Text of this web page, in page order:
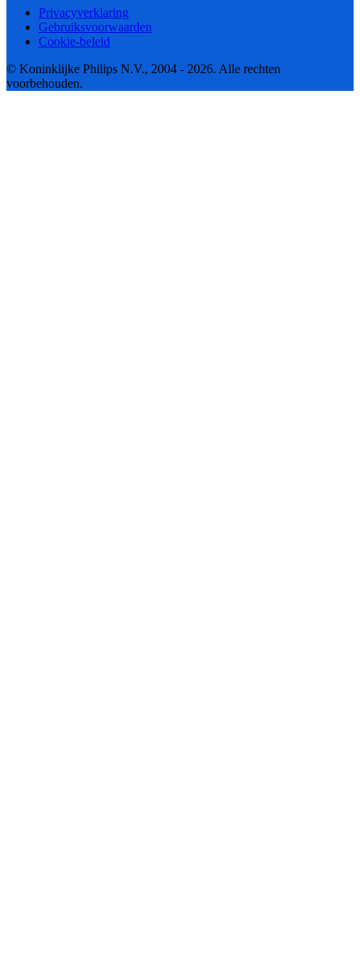
Privacyverklaring
Gebruiksvoorwaarden
Cookie-beleid
© Koninklijke Philips N.V., 2004 - 2026. Alle rechten
voorbehouden.